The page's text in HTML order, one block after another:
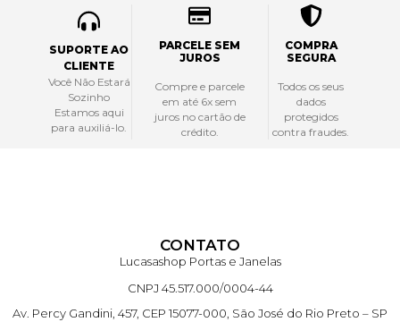
SUPORTE AO
CLIENTE
Você Não Estará
Sozinho
Estamos aqui
para auxiliá-lo.
PARCELE SEM
JUROS
Compre e parcele
em até 6x sem
juros no cartão de
crédito.
COMPRA
SEGURA
Todos os seus
dados
protegidos
contra fraudes.
CONTATO
Lucasashop Portas e Janelas
CNPJ 45.517.000/0004-44
Av. Percy Gandini, 457, CEP 15077-000, São José do Rio Preto – SP